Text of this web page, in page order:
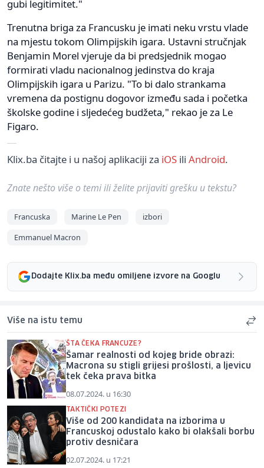
gubi legitimitet."
Trenutna briga za Francusku je imati neku vrstu vlade
na mjestu tokom Olimpijskih igara. Ustavni stručnjak
Benjamin Morel vjeruje da bi predsjednik mogao
formirati vladu nacionalnog jedinstva do kraja
Olimpijskih igara u Parizu. "To bi dalo strankama
vremena da postignu dogovor između sada i početka
školske godine i sljedećeg budžeta," rekao je za Le
Figaro.
Klix.ba čitajte i u našoj aplikaciji za iOS ili Android.
Znate nešto više o temi ili želite prijaviti grešku u tekstu?
Francuska Marine Le Pen
izbori
Emmanuel Macron
Dodajte Klix.ba među omiljene izvore na Googlu
Više na istu temu
ŠTA ČEKA FRANCUZE?
Šamar realnosti od kojeg bride obrazi:
Macrona su stigli grijesi prošlosti, a ljevicu
tek čeka prava bitka
08.07.2024. u 16:30
TAKTIČKI POTEZI
Više od 200 kandidata na izborima u
Francuskoj odustalo kako bi olakšali borbu
protiv desničara
02.07.2024. u 17:21